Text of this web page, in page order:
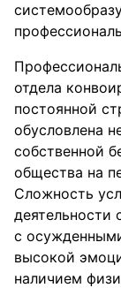
отдела
постоянной
обусловлена
собственной
общества на
Сложность
деятельности
с
высокой
наличием